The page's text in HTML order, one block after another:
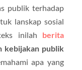
publik terhadap
lanskap sosial
inilah berita
kebijakan publik
apa yang